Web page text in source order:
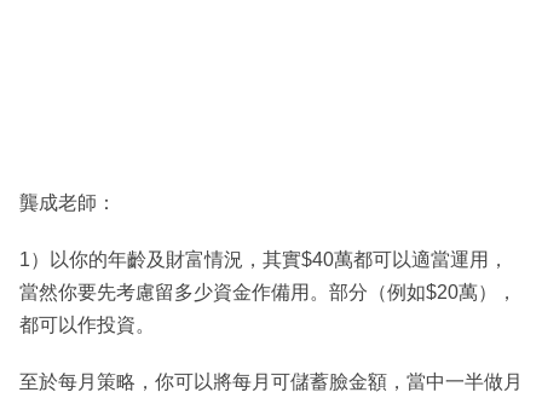
龔成老師：
1）以你的年齡及財富情況，其實$40萬都可以適當運用，
當然你要先考慮留多少資金作備用。部分（例如$20萬），
都可以作投資。
至於每月策略，你可以將每月可儲蓄臉金額，當中一半做月